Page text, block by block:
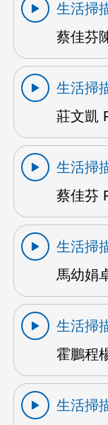
生活掃
蔡佳芬
生活掃
莊文凱
生活掃
蔡佳芬
生活掃
馬幼娟
生活掃
霍鵬程
生活掃